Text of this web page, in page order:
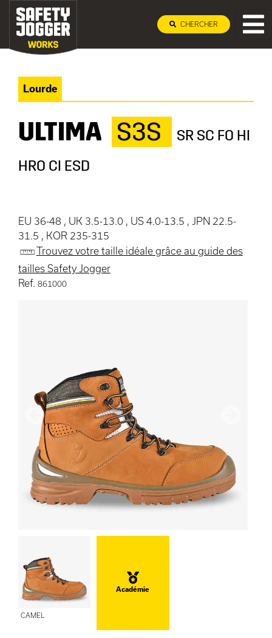
CHERCHER
Lourde
ULTIMA S3S
SR SC FO HI
HRO CI ESD
EU 36-48 , UK 3.5-13.0 , US 4.0-13.5 , JPN 22.5-
31.5 , KOR 235-315
Trouvez votre taille idéale grâce au guide des
tailles Safety Jogger
Ref. 861000
précédent
CAMEL
Académie